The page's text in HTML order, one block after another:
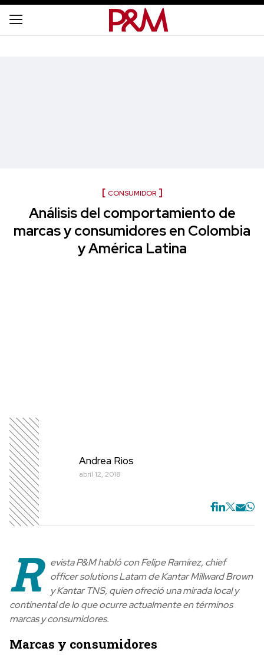
CONSUMIDOR
Análisis del comportamiento de
marcas y consumidores en Colombia
y América Latina
Andrea Rios
abril 12, 2018
R
evista P&M habló con Felipe Ramírez, chief
officer solutions Latam de Kantar Millward Brown
y Kantar TNS, quien ofreció una mirada local y
continental de lo que ocurre actualmente en términos
marcas y consumidores.
Marcas y consumidores